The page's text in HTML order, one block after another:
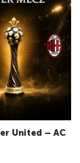
United – AC